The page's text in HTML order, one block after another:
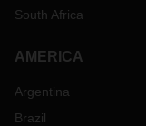
South Africa
AMERICA
Argentina
Brazil